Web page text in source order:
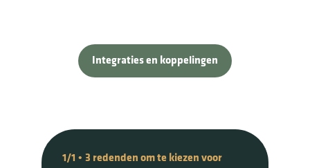
Integraties en koppelingen
1/1 • 3 redenden om te kiezen voor